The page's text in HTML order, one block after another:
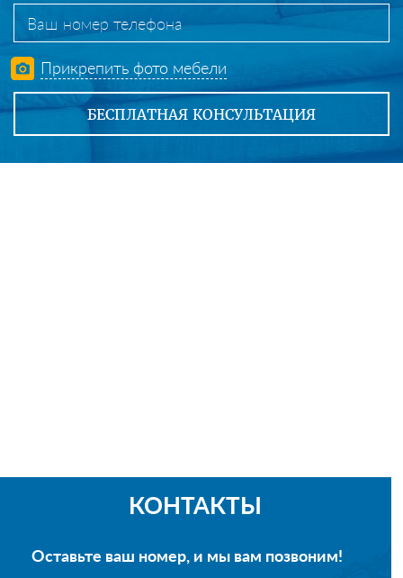
Прикрепить фото мебели
КОНТАКТЫ
Оставьте ваш номер, и мы вам позвоним!